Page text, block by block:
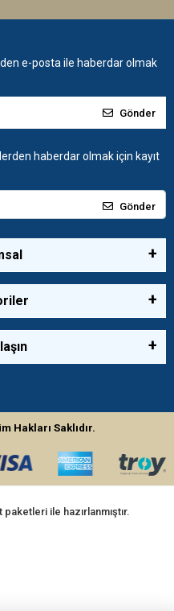
e-posta ile haberdar olmak
Gönder
haberdar olmak için kayıt
Gönder
Hakları Saklıdır.
ile hazırlanmıştır.